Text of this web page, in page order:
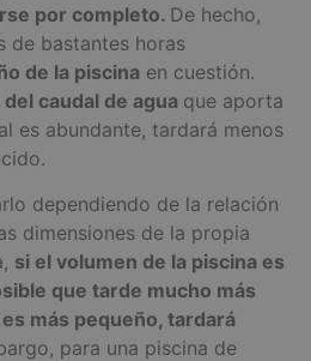
por completo. De hecho,
de bastantes horas
de la piscina en cuestión.
caudal de agua que aporta
es abundante, tardará menos
dependiendo de la relación
dimensiones de la propia
si el volumen de la piscina es
que tarde mucho más
más pequeño, tardará
para una piscina de